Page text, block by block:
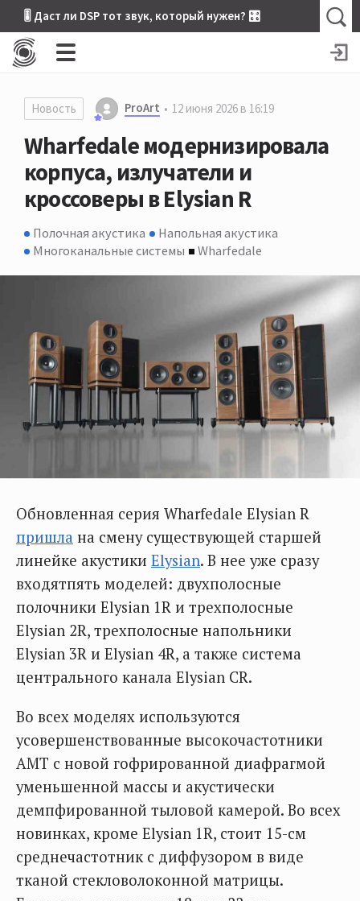
🎚 Даст ли DSP тот звук, который нужен? 🎛
Новость ProArt 12 июня 2026 в 16:19
Wharfedale модернизировала
корпуса, излучатели и
кроссоверы в Elysian R
Полочная акустика
Напольная акустика
Многоканальные системы
Wharfedale
Обновленная серия Wharfedale Elysian R
пришла на смену существующей старшей
линейке акустики Elysian. В нее уже сразу
входятпять моделей: двухполосные
полочники Elysian 1R и трехполосные
Elysian 2R, трехполосные напольники
Elysian 3R и Elysian 4R, а также система
центрального канала Elysian CR.
Во всех моделях используются
усовершенствованные высокочастотники
AMT с новой гофрированной диафрагмой
уменьшенной массы и акустически
демпфированной тыловой камерой. Во всех
новинках, кроме Elysian 1R, стоит 15-см
среднечастотник с диффузором в виде
тканой стекловолоконной матрицы.